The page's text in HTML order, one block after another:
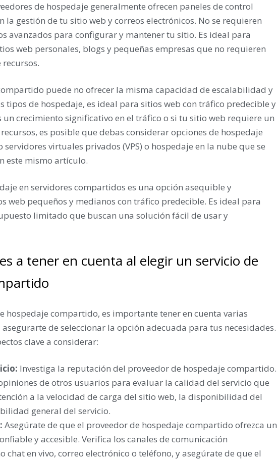
de hospedaje generalmente ofrecen paneles de control
gestión de tu sitio web y correos electrónicos. No se requieren
avanzados para configurar y mantener tu sitio. Es ideal para
web personales, blogs y pequeñas empresas que no requieren
puede no ofrecer la misma capacidad de escalabilidad y
tipos de hospedaje, es ideal para sitios web con tráfico predecible y
un crecimiento significativo en el tráfico o si tu sitio web requiere un
es posible que debas considerar opciones de hospedaje
servidores virtuales privados (VPS) o hospedaje en la nube que se
este mismo artículo.
en servidores compartidos es una opción asequible y
web pequeños y medianos con tráfico predecible. Es ideal para
limitado que buscan una solución fácil de usar y
a tener en cuenta al elegir un servicio de
hospedaje compartido, es importante tener en cuenta varias
de seleccionar la opción adecuada para tus necesidades.
clave a considerar:
Investiga la reputación del proveedor de hospedaje compartido.
de otros usuarios para evaluar la calidad del servicio que
a la velocidad de carga del sitio web, la disponibilidad del
general del servicio.
Asegúrate de que el proveedor de hospedaje compartido ofrezca un
y accesible. Verifica los canales de comunicación
chat en vivo, correo electrónico o teléfono, y asegúrate de que el